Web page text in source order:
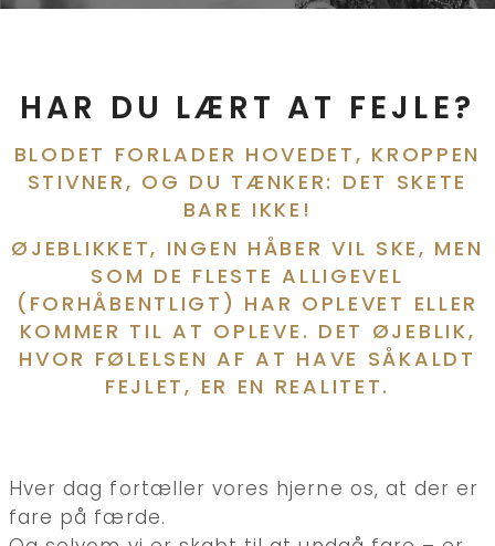
HAR DU LÆRT AT FEJLE?
BLODET FORLADER HOVEDET, KROPPEN
STIVNER, OG DU TÆNKER: DET SKETE
BARE IKKE!
ØJEBLIKKET, INGEN HÅBER VIL SKE, MEN
SOM DE FLESTE ALLIGEVEL
(FORHÅBENTLIGT) HAR OPLEVET ELLER
KOMMER TIL AT OPLEVE. DET ØJEBLIK,
HVOR FØLELSEN AF AT HAVE SÅKALDT
FEJLET, ER EN REALITET.
Hver dag fortæller vores hjerne os, at der er
fare på færde.